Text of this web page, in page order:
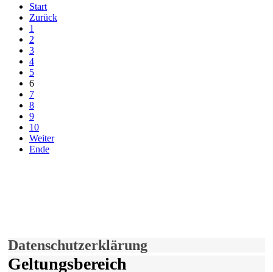
Start
Zurück
1
2
3
4
5
6
7
8
9
10
Weiter
Ende
Datenschutzerklärung
Geltungsbereich